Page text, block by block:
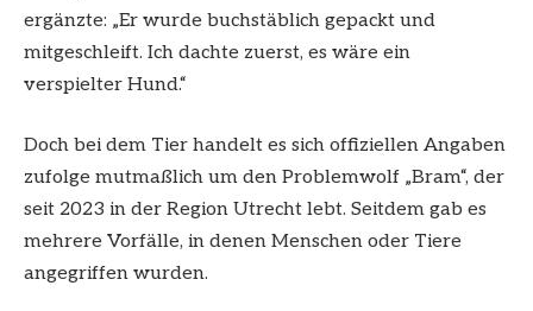
ergänzte: „Er wurde buchstäblich gepackt und
mitgeschleift. Ich dachte zuerst, es wäre ein
verspielter Hund.“
Doch bei dem Tier handelt es sich offiziellen Angaben
zufolge mutmaßlich um den Problemwolf „Bram“, der
seit 2023 in der Region Utrecht lebt. Seitdem gab es
mehrere Vorfälle, in denen Menschen oder Tiere
angegriffen wurden.